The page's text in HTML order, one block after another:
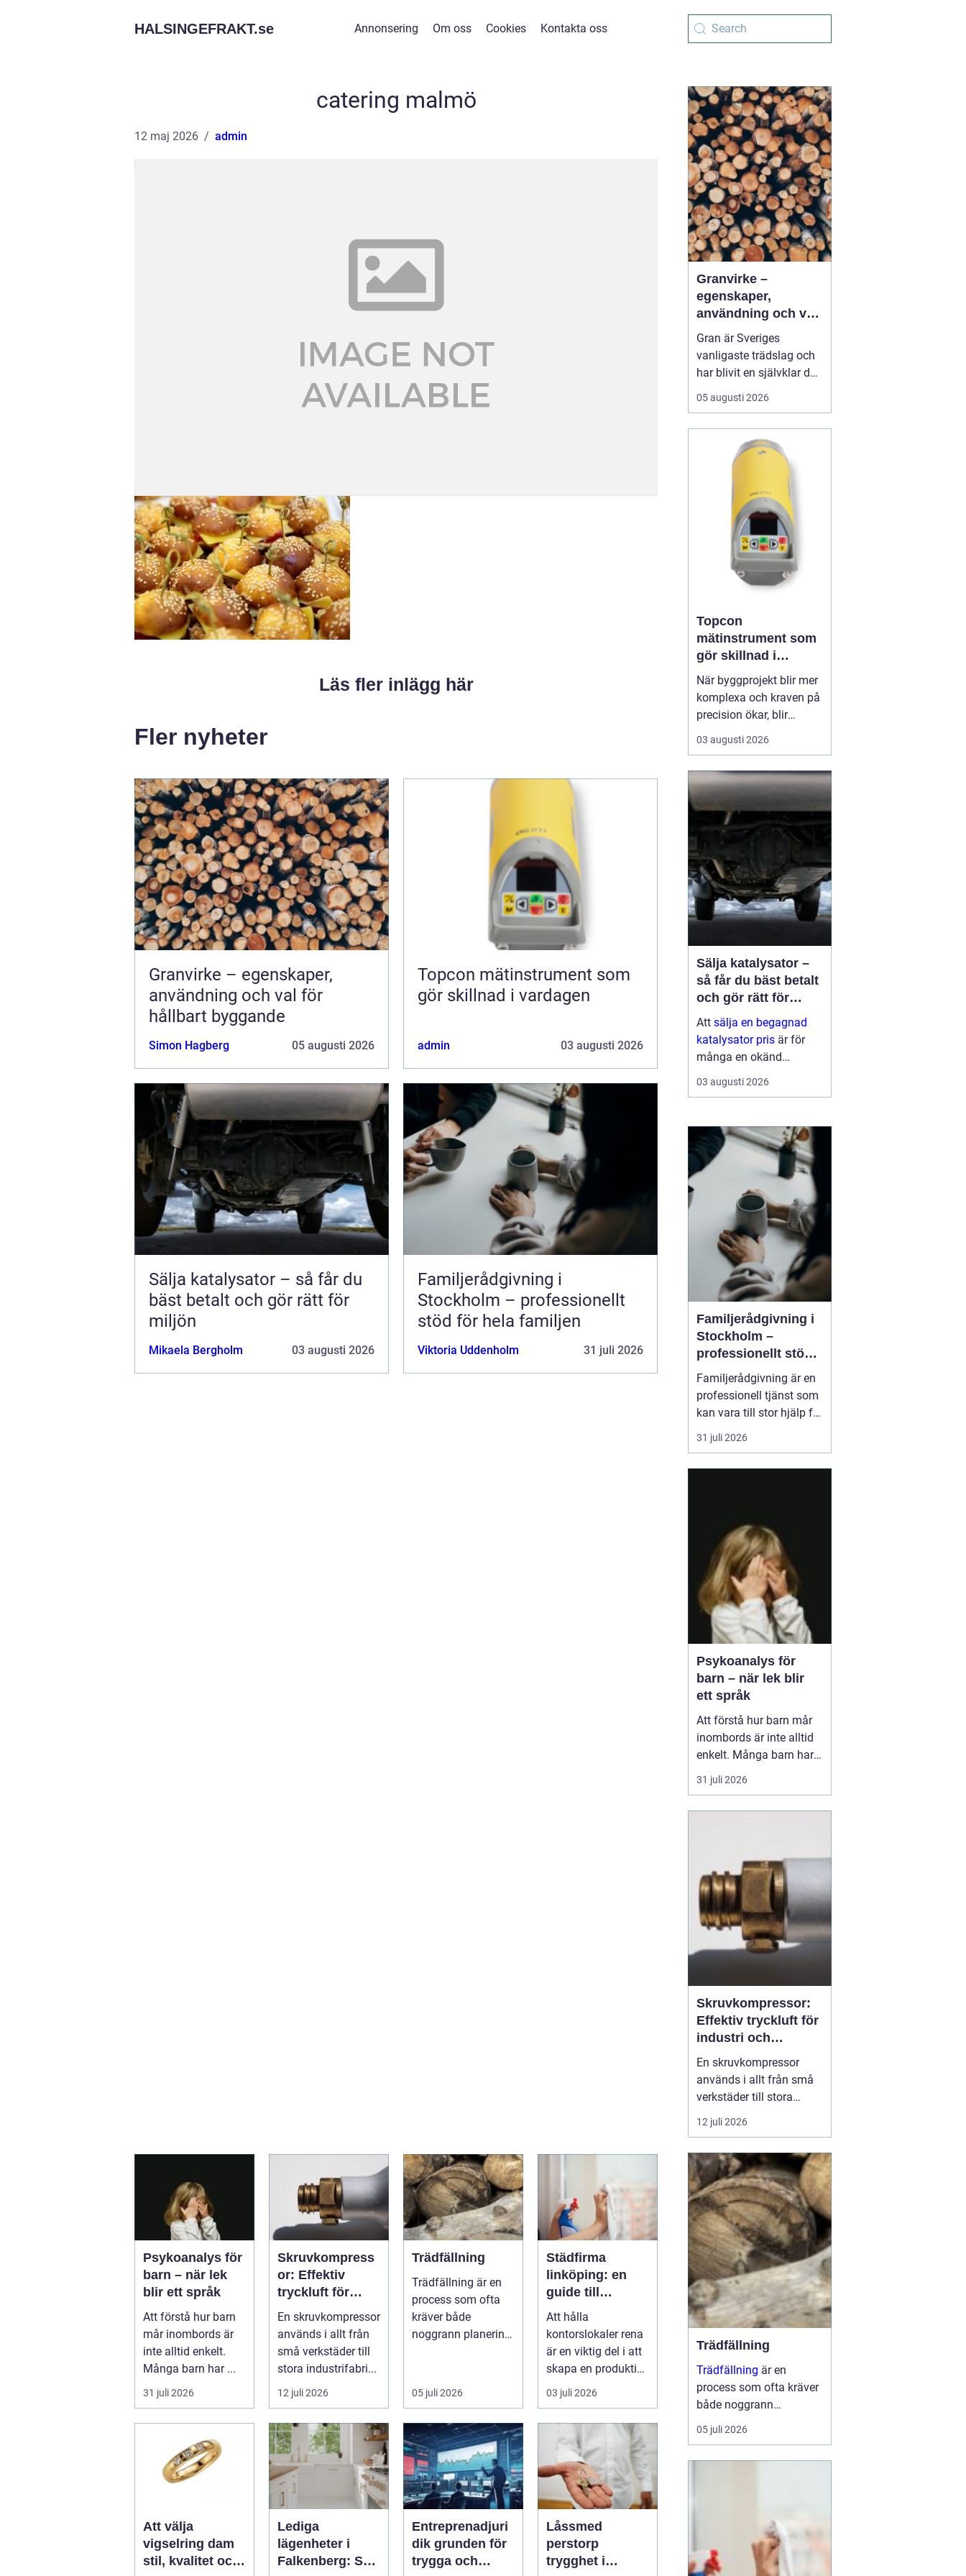
HALSINGEFRAKT.se Annonsering Om oss Cookies Kontakta oss
catering malmö
12 maj 2026 admin
Läs fler inlägg här
Fler nyheter
Granvirke – egenskaper,
användning och val för
hållbart byggande
Simon Hagberg 05 augusti 2026
Topcon mätinstrument som
gör skillnad i vardagen
admin 03 augusti 2026
Sälja katalysator – så får du
bäst betalt och gör rätt för
miljön
Mikaela Bergholm 03 augusti 2026
Familjerådgivning i
Stockholm – professionellt
stöd för hela familjen
Viktoria Uddenholm 31 juli 2026
Psykoanalys för
barn – när lek
blir ett språk
Att förstå hur barn
mår inombords är
inte alltid enkelt.
Många barn har ...
31 juli 2026
Skruvkompress
or: Effektiv
tryckluft för
industri och
verkstad
En skruvkompressor
används i allt från
små verkstäder till
stora industrifabri...
12 juli 2026
Trädfällning
Trädfällning är en
process som ofta
kräver både
noggrann planering
05 juli 2026
Städfirma
linköping: en
guide till
professionell
städning
Att hålla
kontorslokaler rena
är en viktig del i att
skapa en produktiv
och hälsosam
arbetsmiljö. En...
03 juli 2026
Att välja
vigselring dam
stil, kvalitet och
Lediga
lägenheter i
Falkenberg: Så
Entreprenadjuri
dik grunden för
trygga och
Låssmed
perstorp
trygghet i
Granvirke –
egenskaper,
användning och val
för hållbart
byggande
Gran är Sveriges
vanligaste trädslag och
har blivit en självklar del
av allt från bostadshus
och lador till altaner och
om granvirke handlar det
om ett byggmaterial
som kombinerar låg vikt,
05 augusti 2026
Topcon
mätinstrument som
gör skillnad i
vardagen
När byggprojekt blir mer
komplexa och kraven på
precision ökar, blir
tillförlitliga
mätinstrument en
arbetet. Varje millimeter
kan påverka både
tidsplan, ekonomi och
slutresultat. Därför väljer
många företag att
arbeta med etablerade...
03 augusti 2026
Sälja katalysator –
så får du bäst betalt
och gör rätt för
miljön
Att sälja en begagnad
katalysator pris är för
många en okänd
möjlighet. De flesta
tänker på den som skrot
03 augusti 2026
Familjerådgivning i
Stockholm –
professionellt stöd
för hela familjen
Familjerådgivning är en
professionell tjänst som
kan vara till stor hjälp för
par och familjer som
står inför utmaningar
31 juli 2026
Psykoanalys för
barn – när lek blir
ett språk
Att förstå hur barn mår
inombords är inte alltid
enkelt. Många barn har
svårt att sätta ord på
känslor, rädslor och oro. I
31 juli 2026
Skruvkompressor:
Effektiv tryckluft för
industri och
verkstad
En skruvkompressor
används i allt från små
verkstäder till stora
industrifabriker för att
skapa tryckluft på ett
energieffektivt sätt. Till
skillnad från många
enklare kompressorer
är...
12 juli 2026
Trädfällning
Trädfällning är en
process som ofta kräver
både noggrann
planering och
expertkunskap. Det
05 juli 2026